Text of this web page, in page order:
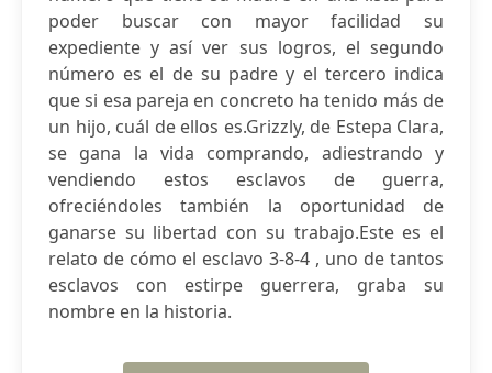
poder buscar con mayor facilidad su
expediente y así ver sus logros, el segundo
número es el de su padre y el tercero indica
que si esa pareja en concreto ha tenido más de
un hijo, cuál de ellos es.Grizzly, de Estepa Clara,
se gana la vida comprando, adiestrando y
vendiendo estos esclavos de guerra,
ofreciéndoles también la oportunidad de
ganarse su libertad con su trabajo.Este es el
relato de cómo el esclavo 3-8-4 , uno de tantos
esclavos con estirpe guerrera, graba su
nombre en la historia.